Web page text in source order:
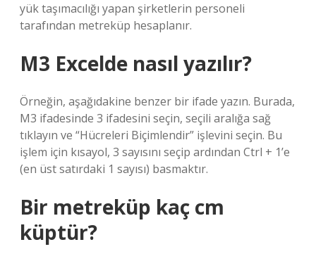
yük taşımacılığı yapan şirketlerin personeli
tarafından metreküp hesaplanır.
M3 Excelde nasıl yazılır?
Örneğin, aşağıdakine benzer bir ifade yazın. Burada,
M3 ifadesinde 3 ifadesini seçin, seçili aralığa sağ
tıklayın ve “Hücreleri Biçimlendir” işlevini seçin. Bu
işlem için kısayol, 3 sayısını seçip ardından Ctrl + 1’e
(en üst satırdaki 1 sayısı) basmaktır.
Bir metreküp kaç cm
küptür?